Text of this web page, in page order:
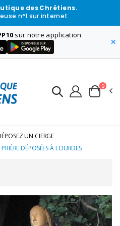
des Chrétiens.
n°1 sur internet
sur notre application
×
0
UN CIERGE
DÉPOSÉES À LOURDES